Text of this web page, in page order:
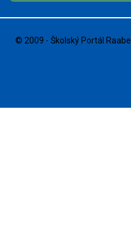
© 2009 - Školský Portál Raabe